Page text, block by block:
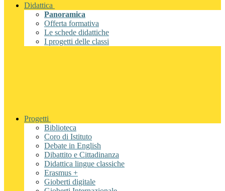
Didattica
Panoramica
Offerta formativa
Le schede didattiche
I progetti delle classi
Progetti
Biblioteca
Coro di Istituto
Debate in English
Dibattito e Cittadinanza
Didattica lingue classiche
Erasmus +
Gioberti digitale